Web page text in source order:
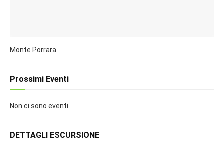
Monte Porrara
Prossimi Eventi
Non ci sono eventi
DETTAGLI ESCURSIONE